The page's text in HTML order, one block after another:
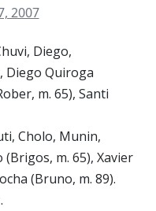
2007
Diego,
Diego Quiroga
m. 65), Santi
Cholo, Munin,
m. 65), Xavier
(Bruno, m. 89).